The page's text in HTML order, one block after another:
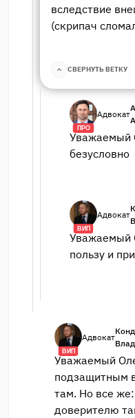
вследствие
(скрипач
СВЕРНУТЬ ВЕТКУ
ПРО
Адвокат
Уважаемый
безусловно
ВИП
Адвокат
Уважаемый
пользу и
ВИП
Адвокат
Уважаемый
подзащитным
там. Но все
доверителю